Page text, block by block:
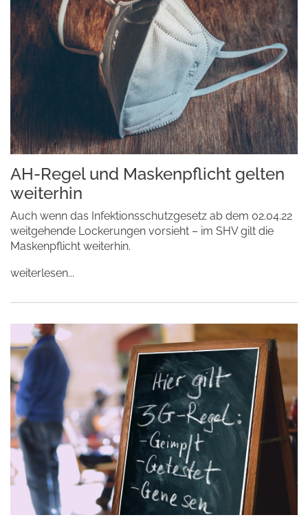
AH-Regel und Maskenpflicht gelten
weiterhin
Auch wenn das Infektionsschutzgesetz ab dem 02.04.22
weitgehende Lockerungen vorsieht – im SHV gilt die
Maskenpflicht weiterhin.
weiterlesen...